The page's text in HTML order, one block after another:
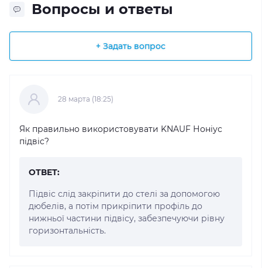
Вопросы и ответы
+ Задать вопрос
28 марта (18:25)
Як правильно використовувати KNAUF Ноніус
підвіс?
ОТВЕТ:
Підвіс слід закріпити до стелі за допомогою
дюбелів, а потім прикріпити профіль до
нижньої частини підвісу, забезпечуючи рівну
горизонтальність.